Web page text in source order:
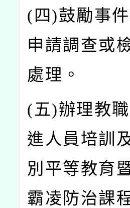
( 四)鼓勵事
申請調查或
處理。
( 五)辦理教
進人員培訓
別平等教育
霸凌防治課